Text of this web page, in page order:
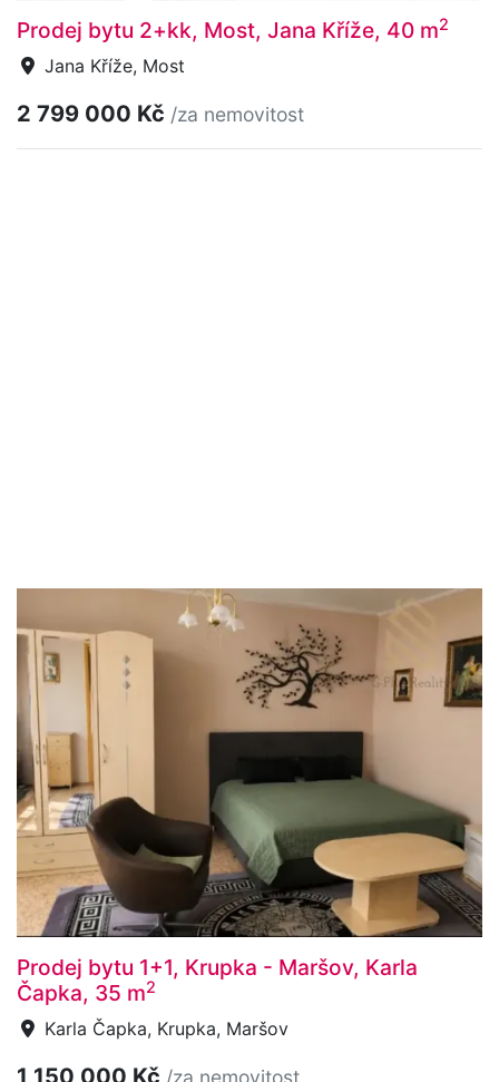
Prodej bytu 2+kk, Most, Jana Kříže, 40 m2
Jana Kříže, Most
2 799 000 Kč /za nemovitost
Prodej bytu 1+1, Krupka - Maršov, Karla
Čapka, 35 m2
Karla Čapka, Krupka, Maršov